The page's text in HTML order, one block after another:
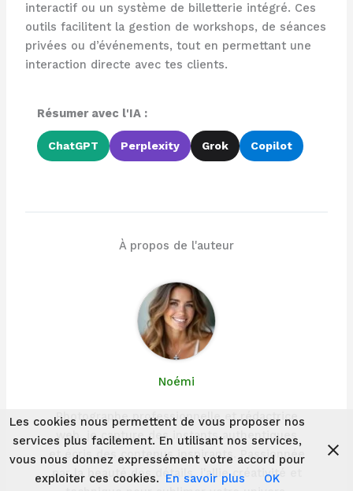
interactif ou un système de billetterie intégré. Ces
outils facilitent la gestion de workshops, de séances
privées ou d’événements, tout en permettant une
interaction directe avec tes clients.
Résumer avec l'IA :
ChatGPT Perplexity Grok Copilot
À propos de l'auteur
Noémi
Photographe professionnelle et rédactrice
web, je capture des instants authentiques
et écris des contenus inspirants. Passionnée
par la beauté des détails, j'allie créativité et
Les cookies nous permettent de vous proposer nos
services plus facilement. En utilisant nos services,
vous nous donnez expressément votre accord pour
exploiter ces cookies. En savoir plus OK